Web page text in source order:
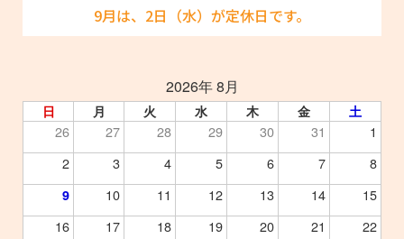
9月は、2日（水）が定休日です。
2026年 8月
日 月 火 水 木 金 土
26 27 28 29 30 31
1
2
3 4 5 6 7 8
9 10 11 12 13 14
15
16
17 18 19 20 21
22